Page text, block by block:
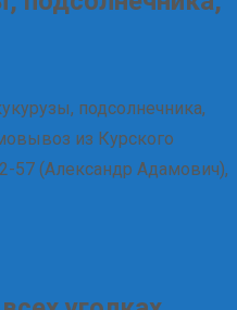
подсолнечника,
из Курского
57 (Александр Адамович),